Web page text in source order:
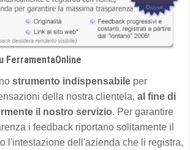
FerramentaOnline
strumento indispensabile per
della nostra clientela, al fine di
il nostro servizio. Per garantire
i feedback riportano solitamente il
l'intestazione dell'azienda che li registra,